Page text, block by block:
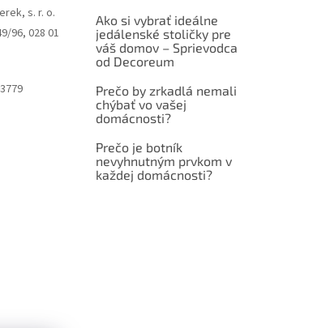
s. r. o.
96, 028 01
Ako si vybrať ideálne
jedálenské stoličky pre
váš domov – Sprievodca
od Decoreum
Prečo by zrkadlá nemali
chýbať vo vašej
domácnosti?
Prečo je botník
nevyhnutným prvkom v
každej domácnosti?